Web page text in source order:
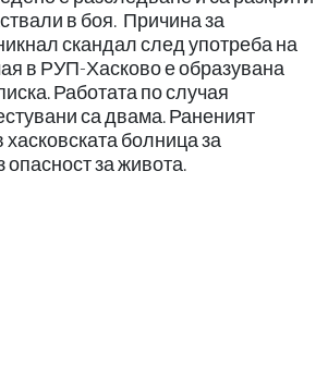
в боя. Причина за
скандал след употреба на
в РУП-Хасково е образувана
Работата по случая
са двама. Раненият
болница за
за живота.